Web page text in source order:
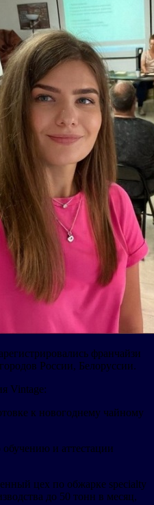
франчайзи
России, Белоруссии.
Vintage:
к новогоднему чайному
и аттестации
цех по обжарке specialty
до 50 тонн в месяц,